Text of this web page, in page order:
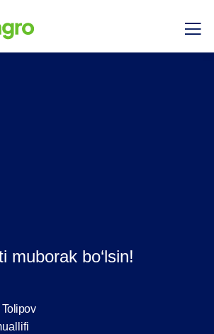
muborak bo‘lsin!